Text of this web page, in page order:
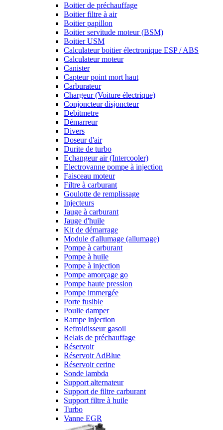
Boitier de préchauffage
Boitier filtre à air
Boitier papillon
Boitier servitude moteur (BSM)
Boitier USM
Calculateur boitier électronique ESP / ABS
Calculateur moteur
Canister
Capteur point mort haut
Carburateur
Chargeur (Voiture électrique)
Conjoncteur disjoncteur
Debitmetre
Démarreur
Divers
Doseur d'air
Durite de turbo
Echangeur air (Intercooler)
Electrovanne pompe à injection
Faisceau moteur
Filtre à carburant
Goulotte de remplissage
Injecteurs
Jauge à carburant
Jauge d'huile
Kit de démarrage
Module d'allumage (allumage)
Pompe à carburant
Pompe à huile
Pompe à injection
Pompe amorçage go
Pompe haute pression
Pompe immergée
Porte fusible
Poulie damper
Rampe injection
Refroidisseur gasoil
Relais de préchauffage
Réservoir
Réservoir AdBlue
Réservoir cerine
Sonde lambda
Support alternateur
Support de filtre carburant
Support filtre à huile
Turbo
Vanne EGR